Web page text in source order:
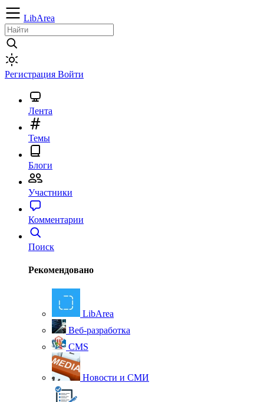
LibArea
Регистрация Войти
Лента
Темы
Блоги
Участники
Комментарии
Поиск
Рекомендовано
LibArea
Веб-разработка
CMS
Новости и СМИ